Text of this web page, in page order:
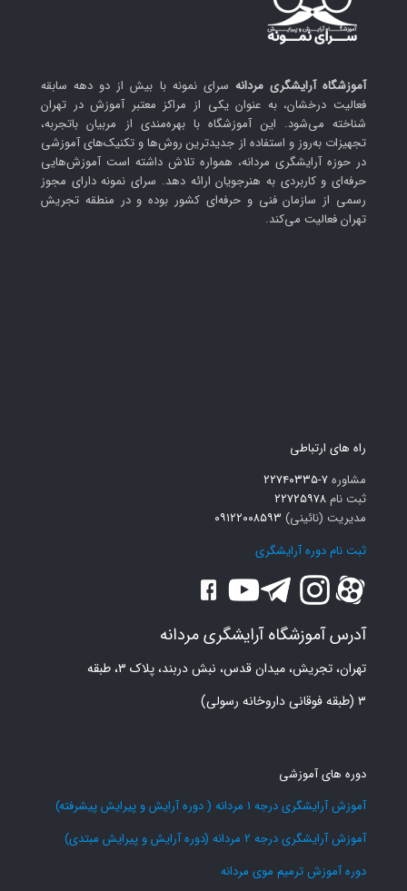
آموزشگاه آرایشگری مردانه سرای نمونه با بیش از دو دهه سابقه
فعالیت درخشان، به عنوان یکی از مراکز معتبر آموزش در تهران
شناخته می‌شود. این آموزشگاه با بهره‌مندی از مربیان باتجربه،
تجهیزات به‌روز و استفاده از جدیدترین روش‌ها و تکنیک‌های آموزشی
در حوزه آرایشگری مردانه، همواره تلاش داشته است آموزش‌هایی
حرفه‌ای و کاربردی به هنرجویان ارائه دهد. سرای نمونه دارای مجوز
رسمی از سازمان فنی و حرفه‌ای کشور بوده و در منطقه تجریش
تهران فعالیت می‌کند.
راه های ارتباطی
مشاوره۷-۲۲۷۴۰۳۳۵
ثبت نام ۲۲۷۲۵۹۷۸
مدیریت (نائینی) ۰۹۱۲۲۰۰۸۵۹۳
ثبت نام دوره آرایشگری
آدرس آموزشگاه آرایشگری مردانه
تهران، تجریش، میدان قدس، نبش دربند، پلاک ۳، طبقه
۳ (طبقه فوقانی داروخانه رسولی)
دوره های آموزشی
آموزش آرایشگری درجه 1 مردانه ( دوره آرایش و پیرایش پیشرفته)
آموزش آرایشگری درجه 2 مردانه (دوره آرایش و پیرایش مبتدی)
دوره آموزش ترمیم موی مردانه